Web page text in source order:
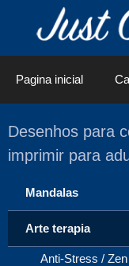
Pagina inicial
Desenhos para
imprimir para
Mandalas
Arte terapia
Anti-Stress / Zen